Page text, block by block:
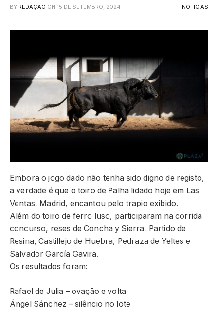
BY REDAÇÃO ON 15 DE SETEMBRO, 2024 NOTICIAS
Embora o jogo dado não tenha sido digno de registo,
a verdade é que o toiro de Palha lidado hoje em Las
Ventas, Madrid, encantou pelo trapio exibido.
Além do toiro de ferro luso, participaram na corrida
concurso, reses de Concha y Sierra, Partido de
Resina, Castillejo de Huebra, Pedraza de Yeltes e
Salvador García Gavira.
Os resultados foram:
Rafael de Julia – ovação e volta
Ángel Sánchez – silêncio no lote